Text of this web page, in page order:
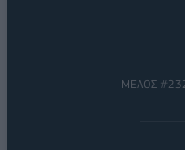
ΜΕΛΟΣ